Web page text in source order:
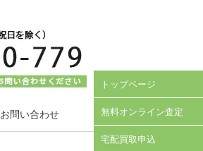
お問い合わせ
トップページ
無料オンライン査定
宅配買取申込